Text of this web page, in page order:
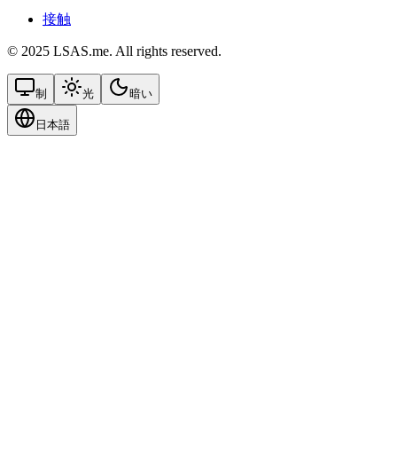
接触
© 2025 LSAS.me. All rights reserved.
制 光 暗い
日本語